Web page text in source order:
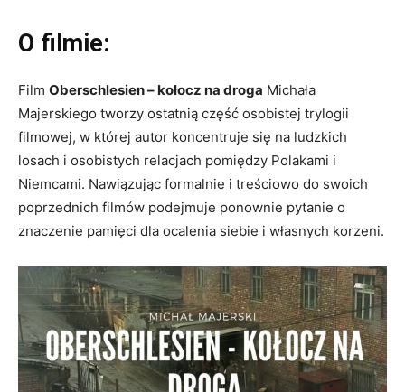
O filmie:
Film Oberschlesien – kołocz na droga Michała
Majerskiego tworzy ostatnią część osobistej trylogii
filmowej, w której autor koncentruje się na ludzkich
losach i osobistych relacjach pomiędzy Polakami i
Niemcami. Nawiązując formalnie i treściowo do swoich
poprzednich filmów podejmuje ponownie pytanie o
znaczenie pamięci dla ocalenia siebie i własnych korzeni.